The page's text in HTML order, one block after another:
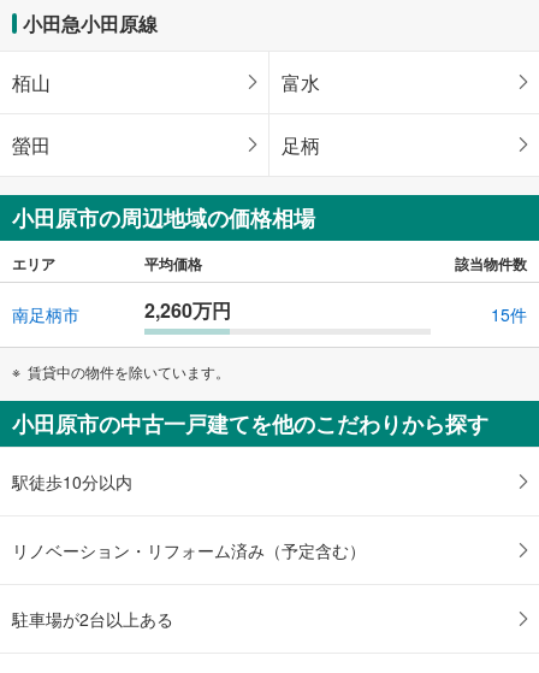
小田急小田原線
栢山 富水
螢田 足柄
小田原市の周辺地域の価格相場
エリア 平均価格 該当物件数
南足柄市 2,260万円 15件
賃貸中の物件を除いています。
小田原市の中古一戸建てを他のこだわりから探す
駅徒歩10分以内
リノベーション・リフォーム済み（予定含む）
駐車場が2台以上ある